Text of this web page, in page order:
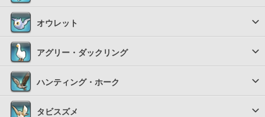
オウレット
アグリー・ダックリング
ハンティング・ホーク
タビスズメ